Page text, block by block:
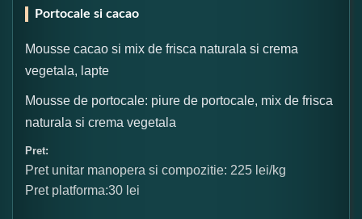
Portocale si cacao
Mousse cacao si mix de frisca naturala si crema
vegetala, lapte
Mousse de portocale: piure de portocale, mix de frisca
naturala si crema vegetala
Pret:
Pret unitar manopera si compozitie: 225 lei/kg
Pret platforma:30 lei